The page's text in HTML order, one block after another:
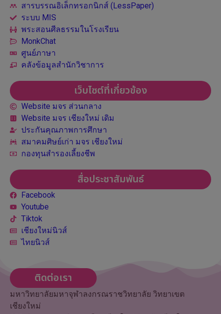
สารบรรณอิเล็กทรอกนิกส์ (LessPaper)
ระบบ MIS
พระสอนศีลธรรมในโรงเรียน
MonkChat
ศูนย์ภาษา
คลังข้อมูลสำนักวิชาการ
เว็บไซต์ที่เกี่ยวข้อง
Website มจร ส่วนกลาง
Website มจร เชียงใหม่ เดิม
ประกันคุณภาพการศึกษา
สมาคมศิษย์เก่า มจร เชียงใหม่
กองทุนสำรองเลี้ยงชีพ
สื่อประชาสัมพันธ์
Facebook
Youtube
Tiktok
เชียงใหม่นิวส์
ไทยนิวส์
ติดต่อเรา
มหาวิทยาลัยมหาจุฬาลงกรณราชวิทยาลัย วิทยาเขต
เชียงใหม่